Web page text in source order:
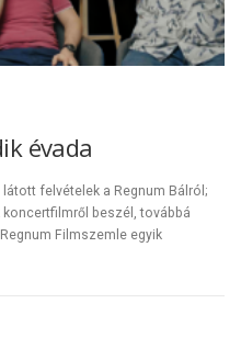
évada
felvételek a Regnum Bálról;
beszél, továbbá
Filmszemle egyik